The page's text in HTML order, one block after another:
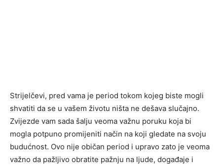
Strijelčevi, pred vama je period tokom kojeg biste mogli
shvatiti da se u vašem životu ništa ne dešava slučajno.
Zvijezde vam sada šalju veoma važnu poruku koja bi
mogla potpuno promijeniti način na koji gledate na svoju
budućnost. Ovo nije običan period i upravo zato je veoma
važno da pažljivo obratite pažnju na ljude, događaje i